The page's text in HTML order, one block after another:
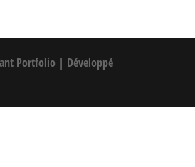
Portfolio | Développé